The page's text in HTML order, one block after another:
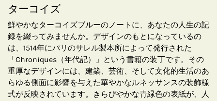
ターコイズ
鮮やかなターコイズブルーのノートに、あなたの人生の記
録を綴ってみませんか。デザインのもとになっているの
は、1514年にパリのサレル製本所によって発行された
「Chroniques（年代記）」という書籍の装丁です。その
重厚なデザインには、建築、芸術、そして文化的生活のあ
らゆる側面に影響を与えた華やかなルネッサンスの装飾様
式が反映されています。きらびやかな青緑色の表紙が、人